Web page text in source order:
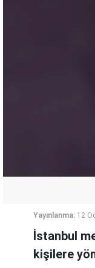
Yayınlanma: 12
İstanbul
kişilere